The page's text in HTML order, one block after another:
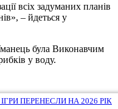
всіх задуманих планів
– йдеться у
була Виконавчим
у воду.
ПЕРЕНЕСЛИ НА 2026 РІК